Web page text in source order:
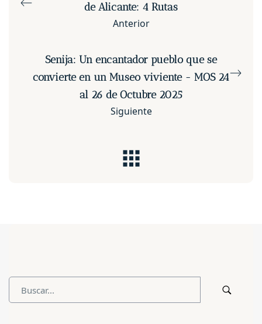
de Alicante: 4 Rutas
Anterior
Senija: Un encantador pueblo que se
convierte en un Museo viviente - MOS 24
al 26 de Octubre 2025
Siguiente